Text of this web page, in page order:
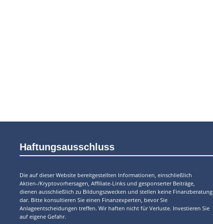
Haftungsausschluss
Die auf dieser Website bereitgestellten Informationen, einschließlich
Aktien-/Kryptovorhersagen, Affiliate-Links und gesponserter Beiträge,
dienen ausschließlich zu Bildungszwecken und stellen keine Finanzberatung
dar. Bitte konsultieren Sie einen Finanzexperten, bevor Sie
Anlageentscheidungen treffen. Wir haften nicht für Verluste. Investieren Sie
auf eigene Gefahr.